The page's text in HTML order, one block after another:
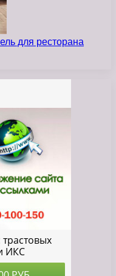
для ресторана